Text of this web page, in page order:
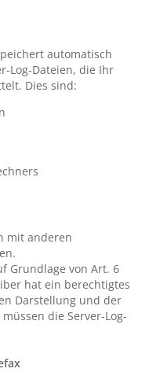
automatisch
Log-Dateien, die Ihr
Dies sind:
mit anderen
Grundlage von Art. 6
hat ein berechtigtes
Darstellung und der
die Server-Log-